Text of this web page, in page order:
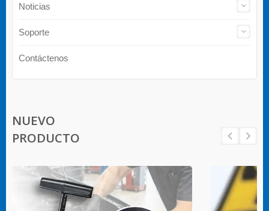
Noticias
Soporte
Contáctenos
NUEVO
PRODUCTO